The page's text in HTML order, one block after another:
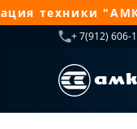
техники
+ 7(912) 606-